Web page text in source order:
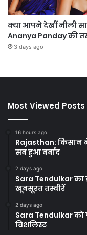
क्या आपने देखीं नीली
Ananya Panday की
3 days ago
Most Viewed Posts
16 hours ago
Rajasthan:
सब हुआ बर्बाद
2 days ago
Sara Tendulkar
खूबसूरत तस्वीरें
2 days ago
Sara Tendulkar को
विशलिस्ट